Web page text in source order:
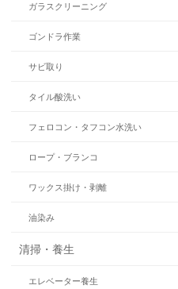
ガラスクリーニング
ゴンドラ作業
サビ取り
タイル酸洗い
フェロコン・タフコン水洗い
ロープ・ブランコ
ワックス掛け・剥離
油染み
清掃・養生
エレベーター養生